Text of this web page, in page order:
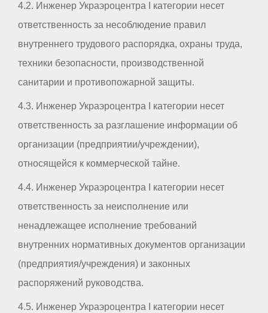
4.2. Инженер Украэроцентра I категории несет
ответственность за несоблюдение правил
внутреннего трудового распорядка, охраны труда,
техники безопасности, производственной
санитарии и противопожарной защиты.
4.3. Инженер Украэроцентра I категории несет
ответственность за разглашение информации об
организации (предприятии/учреждении),
относящейся к коммерческой тайне.
4.4. Инженер Украэроцентра I категории несет
ответственность за неисполнение или
ненадлежащее исполнение требований
внутренних нормативных документов организации
(предприятия/учреждения) и законных
распоряжений руководства.
4.5. Инженер Украэроцентра I категории несет